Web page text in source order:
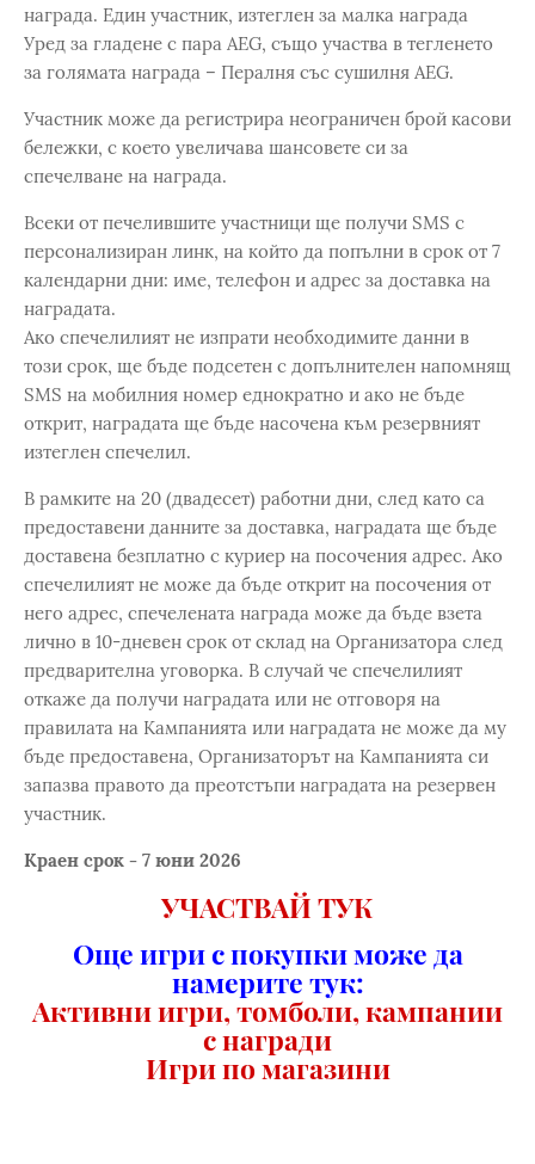
награда. Един участник, изтеглен за малка награда
Уред за гладене с пара AEG, също участва в тегленето
за голямата награда – Пералня със сушилня AEG.
Участник може да регистрира неограничен брой касови
бележки, с което увеличава шансовете си за
спечелване на награда.
Всеки от печелившите участници ще получи SMS с
персонализиран линк, на който да попълни в срок от 7
календарни дни: име, телефон и адрес за доставка на
наградата.
Ако спечелилият не изпрати необходимите данни в
този срок, ще бъде подсетен с допълнителен напомнящ
SMS на мобилния номер еднократно и ако не бъде
открит, наградата ще бъде насочена към резервният
изтеглен спечелил.
В рамките на 20 (двадесет) работни дни, след като са
предоставени данните за доставка, наградата ще бъде
доставена безплатно с куриер на посочения адрес. Ако
спечелилият не може да бъде открит на посочения от
него адрес, спечелената награда може да бъде взета
лично в 10-дневен срок от склад на Организатора след
предварителна уговорка. В случай че спечелилият
откаже да получи наградата или не отговоря на
правилата на Кампанията или наградата не може да му
бъде предоставена, Организаторът на Кампанията си
запазва правото да преотстъпи наградата на резервен
участник.
Краен срок - 7 юни 2026
УЧАСТВАЙ ТУК
Още игри с покупки може да
намерите тук:
Активни игри, томболи, кампании
с награди
Игри по магазини